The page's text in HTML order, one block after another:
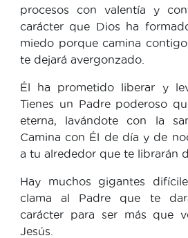
procesos con valentía y
carácter que Dios ha
miedo porque camina
te dejará avergonzado.
Él ha prometido liberar y
Tienes un Padre poderoso
eterna, lavándote con la
Camina con Él de día y de
a tu alrededor que te librarán
Hay muchos gigantes
clama al Padre que te
carácter para ser más que
Jesús.